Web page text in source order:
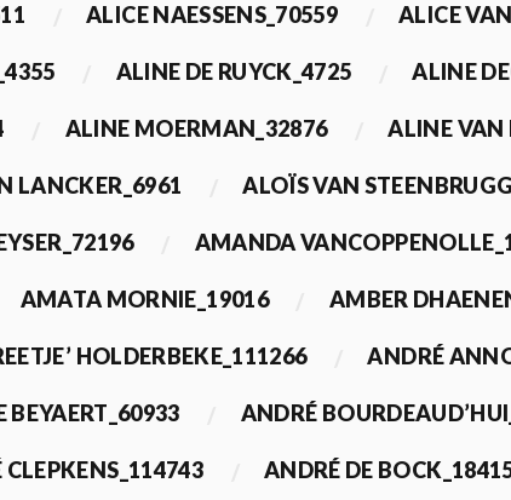
ALICE NAESSENS_70559 ALICE
ALINE DE RUYCK_4725 ALINE
ALINE MOERMAN_32876 ALINE VAN
LANCKER_6961 ALOÏS VAN
AMANDA
AMATA MORNIE_19016 AMBER
HOLDERBEKE_111266 ANDRÉ
BEYAERT_60933 ANDRÉ
CLEPKENS_114743 ANDRÉ DE